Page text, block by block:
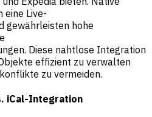
eine Live-
gewährleisten hohe
Diese nahtlose Integration
effizient zu verwalten
zu vermeiden.
iCal-Integration